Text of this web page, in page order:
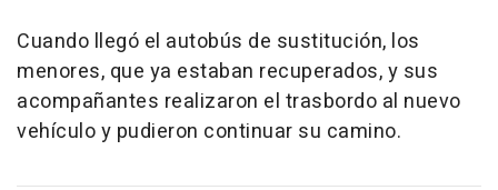
Cuando llegó el autobús de sustitución, los
menores, que ya estaban recuperados, y sus
acompañantes realizaron el trasbordo al nuevo
vehículo y pudieron continuar su camino.